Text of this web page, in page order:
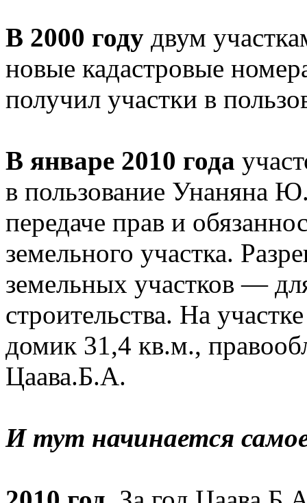
В 2000 году двум
новые кадастровые
получил участки в
В январе 2010 года
в пользование Унаняна
передаче прав и
земельного участка.
земельных участков —
строительства. На
домик 31,4 кв.м.,
Цаава.Б.А.
И тут начинается